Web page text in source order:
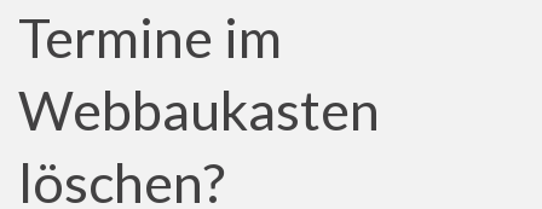
Termine im
Webbaukasten
löschen?